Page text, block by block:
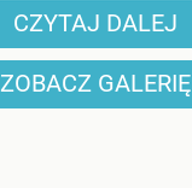
CZYTAJ DALEJ
ZOBACZ GALERIĘ